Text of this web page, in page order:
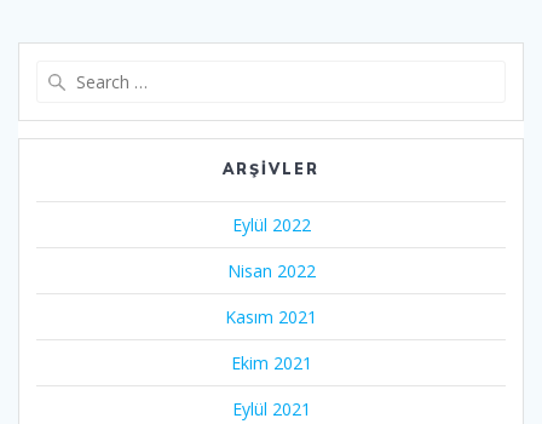
ARŞIVLER
Eylül 2022
Nisan 2022
Kasım 2021
Ekim 2021
Eylül 2021